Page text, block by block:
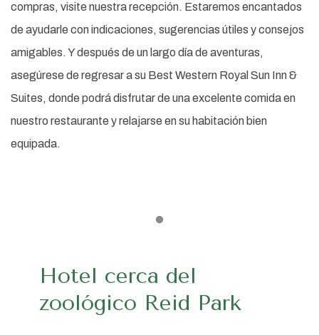
compras, visite nuestra recepción. Estaremos encantados
de ayudarle con indicaciones, sugerencias útiles y consejos
amigables. Y después de un largo día de aventuras,
asegúrese de regresar a su Best Western Royal Sun Inn &
Suites, donde podrá disfrutar de una excelente comida en
nuestro restaurante y relajarse en su habitación bien
equipada.
Hotel cerca del
zoológico Reid Park